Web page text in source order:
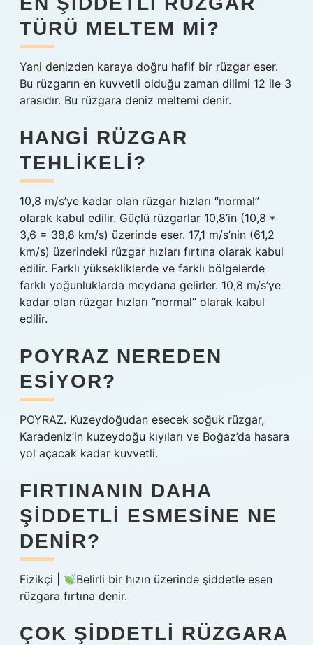
TÜRÜ MELTEM MI?
Yani denizden karaya doğru hafif bir rüzgar eser.
Bu rüzgarın en kuvvetli olduğu zaman dilimi 12 ile 3
arasıdır. Bu rüzgara deniz meltemi denir.
HANGI RÜZGAR
TEHLIKELI?
10,8 m/s’ye kadar olan rüzgar hızları “normal”
olarak kabul edilir. Güçlü rüzgarlar 10,8’in (10,8 *
3,6 = 38,8 km/s) üzerinde eser. 17,1 m/s’nin (61,2
km/s) üzerindeki rüzgar hızları fırtına olarak kabul
edilir. Farklı yüksekliklerde ve farklı bölgelerde
farklı yoğunluklarda meydana gelirler. 10,8 m/s’ye
kadar olan rüzgar hızları “normal” olarak kabul
edilir.
POYRAZ NEREDEN
ESIYOR?
POYRAZ. Kuzeydoğudan esecek soğuk rüzgar,
Karadeniz’in kuzeydoğu kıyıları ve Boğaz’da hasara
yol açacak kadar kuvvetli.
FIRTINANIN DAHA
ŞIDDETLI ESMESINE NE
DENIR?
Fizikçi |
Belirli bir hızın üzerinde şiddetle esen
rüzgara fırtına denir.
ÇOK ŞIDDETLI RÜZGARA